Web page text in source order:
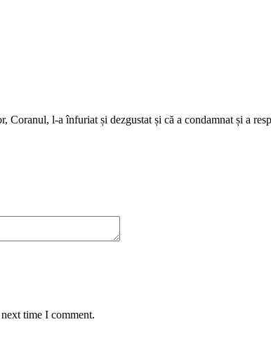
Coranul, l-a înfuriat și dezgustat și că a condamnat și a
time I comment.